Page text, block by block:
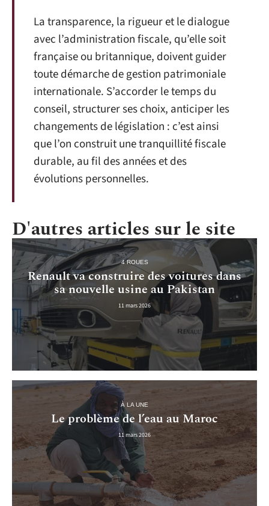
La transparence, la rigueur et le dialogue
avec l’administration fiscale, qu’elle soit
française ou britannique, doivent guider
toute démarche de gestion patrimoniale
internationale. S’accorder le temps du
conseil, structurer ses choix, anticiper les
changements de législation : c’est ainsi
que l’on construit une tranquillité fiscale
durable, au fil des années et des
évolutions personnelles.
D'autres articles sur le site
4 ROUES
Renault va construire des voitures dans
sa nouvelle usine au Pakistan
11 mars 2026
À LA UNE
Le problème de l’eau au Maroc
11 mars 2026